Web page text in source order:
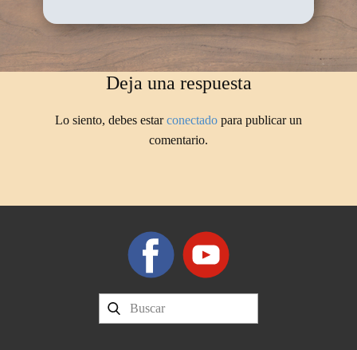
Deja una respuesta
Lo siento, debes estarconectado para publicar un
comentario.